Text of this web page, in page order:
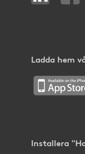
Ladda hem
Installera